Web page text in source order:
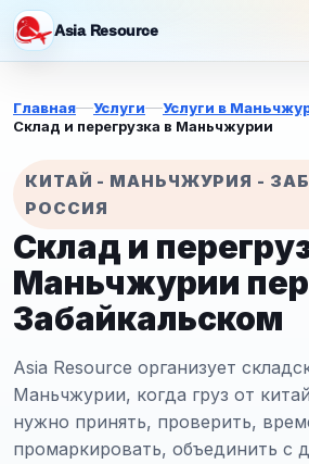
Asia Resource
Главная Услуги
Услуги в
Склад и перегрузка в Маньчжурии
КИТАЙ - МАНЬЧЖУРИЯ -
РОССИЯ
Склад и
Маньчжурии
Забайкальском
Asia Resource организует
Маньчжурии, когда груз от
нужно принять, проверить,
промаркировать, объединить с